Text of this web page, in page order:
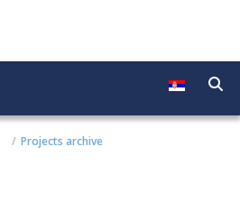
Projects archive